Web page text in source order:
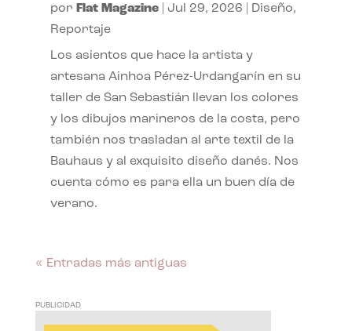
por Flat Magazine| Jul 29, 2026 Diseño,
Reportaje
Los asientos que hace la artista y
artesana Ainhoa Pérez-Urdangarín en su
taller de San Sebastián llevan los colores
y los dibujos marineros de la costa, pero
también nos trasladan al arte textil de la
Bauhaus y al exquisito diseño danés. Nos
cuenta cómo es para ella un buen día de
verano.
« Entradas más antiguas
PUBLICIDAD